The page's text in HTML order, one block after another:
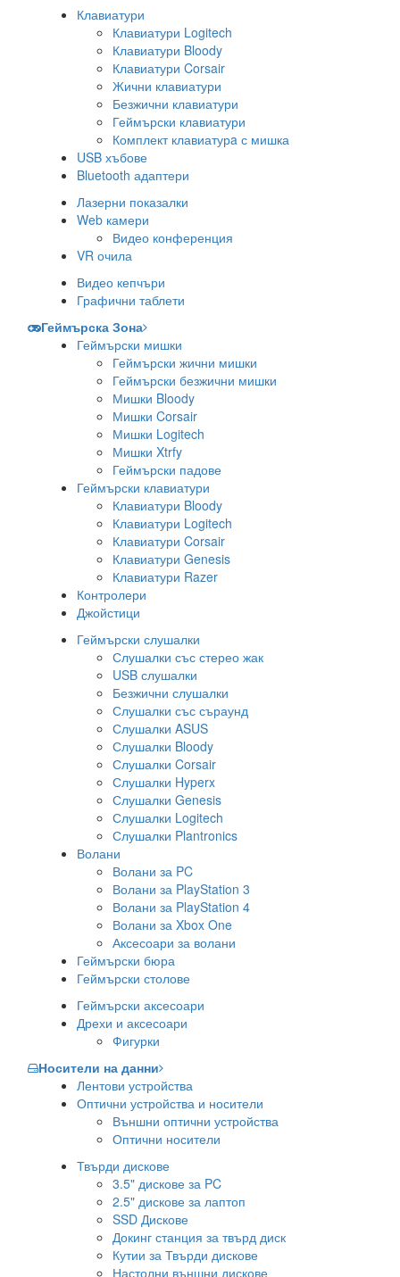
Клавиатури
Клавиатури Logitech
Клавиатури Bloody
Клавиатури Corsair
Жични клавиатури
Безжични клавиатури
Геймърски клавиатури
Комплект клавиатурa с мишка
USB хъбове
Bluetooth адаптери
Лазерни показалки
Web камери
Видео конференция
VR очила
Видео кепчъри
Графични таблети
Геймърска Зона
Геймърски мишки
Геймърски жични мишки
Геймърски безжични мишки
Мишки Bloody
Мишки Corsair
Мишки Logitech
Мишки Xtrfy
Геймърски падове
Геймърски клавиатури
Клавиатури Bloody
Клавиатури Logitech
Клавиатури Corsair
Клавиатури Genesis
Клавиатури Razer
Контролери
Джойстици
Геймърски слушалки
Слушалки със стерео жак
USB слушалки
Безжични слушалки
Слушалки със съраунд
Слушалки ASUS
Слушалки Bloody
Слушалки Corsair
Слушалки Hyperx
Слушалки Genesis
Слушалки Logitech
Слушалки Plantronics
Волани
Волани за PC
Волани за PlayStation 3
Волани за PlayStation 4
Волани за Xbox One
Аксесоари за волани
Геймърски бюра
Геймърски столове
Геймърски аксесоари
Дрехи и аксесоари
Фигурки
Носители на данни
Лентови устройства
Оптични устройства и носители
Външни оптични устройства
Оптични носители
Твърди дискове
3.5" дискове за PC
2.5" дискове за лаптоп
SSD Дискове
Докинг станция за твърд диск
Кутии за Твърди дискове
Настолни външни дискове